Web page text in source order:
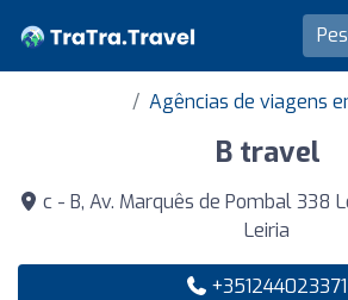
Agências de viagens
B travel
c - B, Av. Marquês de Pombal 338
Leiria
+351244023371